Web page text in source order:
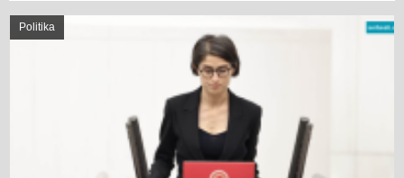
Politika